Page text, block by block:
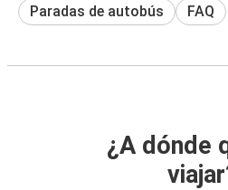
Paradas de autobús FAQ
¿A dónde